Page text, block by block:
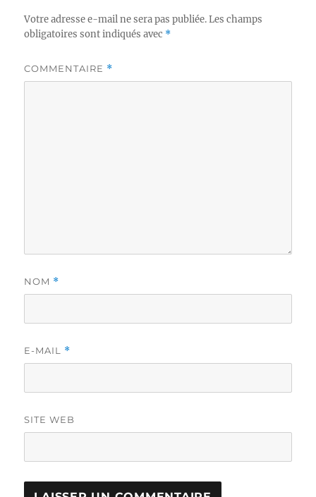
Votre adresse e-mail ne sera pas publiée. Les champs
obligatoires sont indiqués avec *
COMMENTAIRE *
NOM *
E-MAIL *
SITE WEB